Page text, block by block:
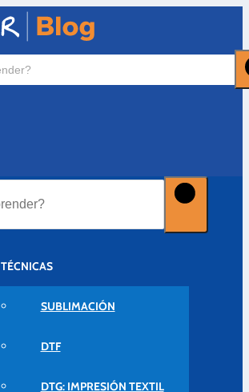
TÉCNICAS
SUBLIMACIÓN
DTF
DTG: IMPRESIÓN TEXTIL